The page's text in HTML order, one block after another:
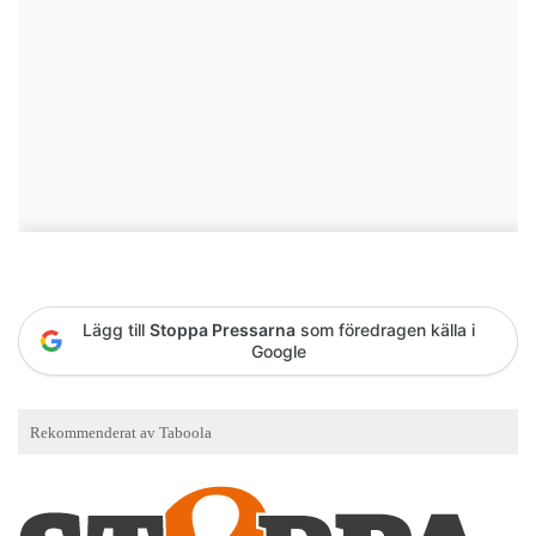
Lägg till Stoppa Pressarna som föredragen källa i
Google